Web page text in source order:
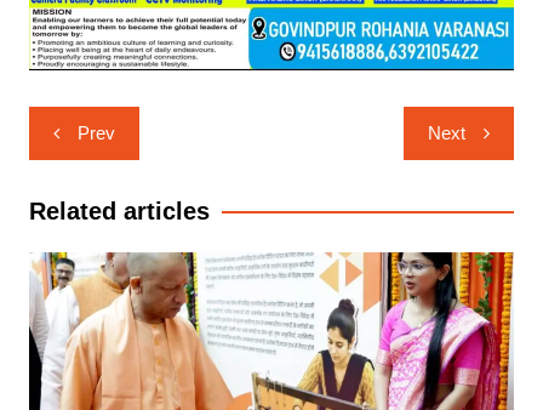
Post
navigation
Prev Next
Related articles